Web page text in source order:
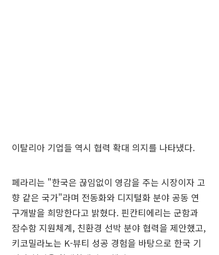
이탈리아 기업들 역시 협력 확대 의지를 나타냈다.
페라리는 "한국은 끊임없이 영감을 주는 시장이자 고
향 같은 국가"라며 전동화와 디지털화 분야 공동 연
구개발을 희망한다고 밝혔다. 핀칸티에리는 군함과
잠수함 지원체계, 친환경 선박 분야 협력을 제안했고,
키코밀라노는 K-뷰티 성공 경험을 바탕으로 한국 기